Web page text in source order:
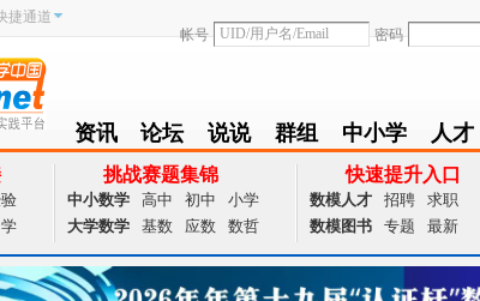
捷通道
帐号
密码
资讯
NEWS
论坛
BBS
说说
Follow
群组
group
中小学
zxx
人才
achieve
挑战赛题集锦
中小数学 高中 初中
小学
大学数学
基数 应数 数哲
快速提升入口
数模人才 招聘
求职
数模图书
专题 最新